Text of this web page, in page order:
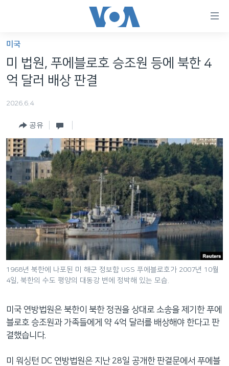
가
능
링
츠
이
동
메
인
네
세계
프로그램
주파수 안내
FOLLOW US
언어 선택
미국
미 법원, 푸에블로호 승조원 등에 북한 4
억 달러 배상 판결
2026.6.4
공유
1968년 북한에 나포된 미 해군 정보함 USS 푸에블로호가 2007년 10월
4일, 북한의 수도 평양의 대동강 변에 정박해 있는 모습.
미국 연방법원은 북한이 북한 정권을 상대로 소송을 제기한 푸에
블로호 승조원과 가족들에게 약 4억 달러를 배상해야 한다고 판
결했습니다.
미 워싱턴 DC 연방법원은 지난 28일 공개한 판결문에서 푸에블